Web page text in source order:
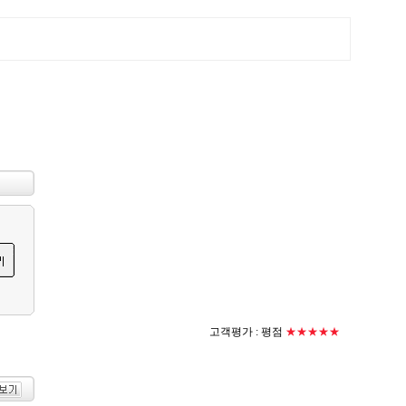
고객평가 : 평점 ★★★★★